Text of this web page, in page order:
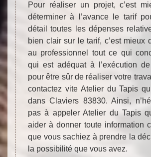
Pour réaliser un projet, c’est
déterminer à l’avance le tarif
détail toutes les dépenses
bien clair sur le tarif, c’est mieux
au professionnel tout ce qui
qui est adéquat à l’exécution
pour être sûr de réaliser votre
contactez vite Atelier du Tapis
dans Claviers 83830. Ainsi,
pas à appeler Atelier du Tapis
aider à donner toute information
que vous sachiez à prendre la
la possibilité que vous avez.